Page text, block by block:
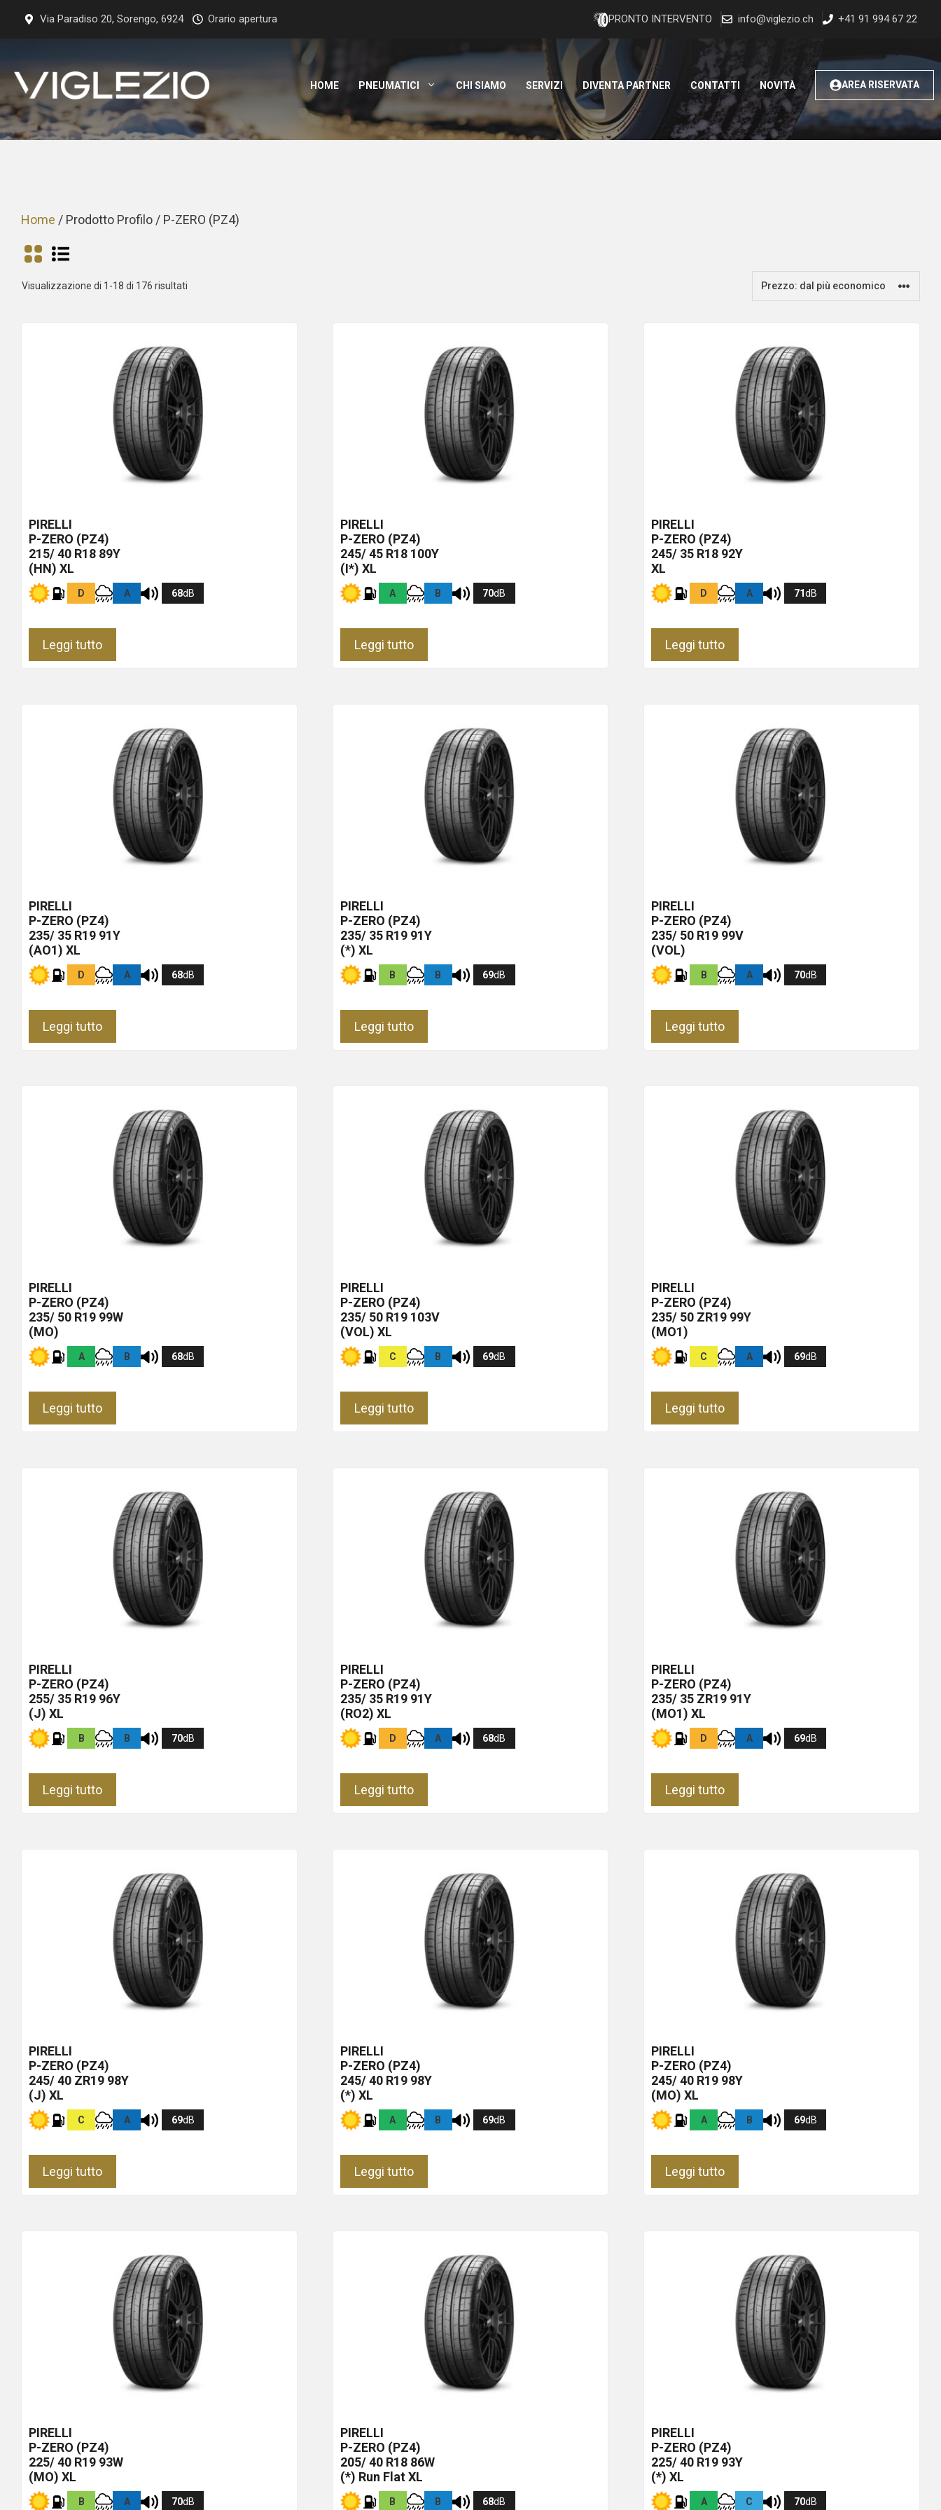
Via Paradiso 20, Sorengo, 6924 Orario apertura PRONTO INTERVENTO info@viglezio.ch +41 91 994 67 22
HOME PNEUMATICI CHI SIAMO SERVIZI DIVENTA PARTNER CONTATTI NOVITÀ AREA RISERVATA
Home / Prodotto Profilo / P-ZERO (PZ4)
Visualizzazione di 1-18 di 176 risultati
PIRELLI
P-ZERO (PZ4)
215/ 40 R18 89Y
(HN) XL
D A 68dB
Leggi tutto
PIRELLI
P-ZERO (PZ4)
245/ 45 R18 100Y
(I*) XL
A B 70dB
Leggi tutto
PIRELLI
P-ZERO (PZ4)
245/ 35 R18 92Y
XL
D A 71dB
Leggi tutto
PIRELLI
P-ZERO (PZ4)
235/ 35 R19 91Y
(AO1) XL
D A 68dB
Leggi tutto
PIRELLI
P-ZERO (PZ4)
235/ 35 R19 91Y
(*) XL
B B 69dB
Leggi tutto
PIRELLI
P-ZERO (PZ4)
235/ 50 R19 99V
(VOL)
B A 70dB
Leggi tutto
PIRELLI
P-ZERO (PZ4)
235/ 50 R19 99W
(MO)
A B 68dB
Leggi tutto
PIRELLI
P-ZERO (PZ4)
235/ 50 R19 103V
(VOL) XL
C B 69dB
Leggi tutto
PIRELLI
P-ZERO (PZ4)
235/ 50 ZR19 99Y
(MO1)
C A 69dB
Leggi tutto
PIRELLI
P-ZERO (PZ4)
255/ 35 R19 96Y
(J) XL
B B 70dB
Leggi tutto
PIRELLI
P-ZERO (PZ4)
235/ 35 R19 91Y
(RO2) XL
D A 68dB
Leggi tutto
PIRELLI
P-ZERO (PZ4)
235/ 35 ZR19 91Y
(MO1) XL
D A 69dB
Leggi tutto
PIRELLI
P-ZERO (PZ4)
245/ 40 ZR19 98Y
(J) XL
C A 69dB
Leggi tutto
PIRELLI
P-ZERO (PZ4)
245/ 40 R19 98Y
(*) XL
A B 69dB
Leggi tutto
PIRELLI
P-ZERO (PZ4)
245/ 40 R19 98Y
(MO) XL
A B 69dB
Leggi tutto
PIRELLI
P-ZERO (PZ4)
225/ 40 R19 93W
(MO) XL
B A 70dB
PIRELLI
P-ZERO (PZ4)
205/ 40 R18 86W
(*) Run Flat XL
B B 68dB
PIRELLI
P-ZERO (PZ4)
225/ 40 R19 93Y
(*) XL
A C 70dB